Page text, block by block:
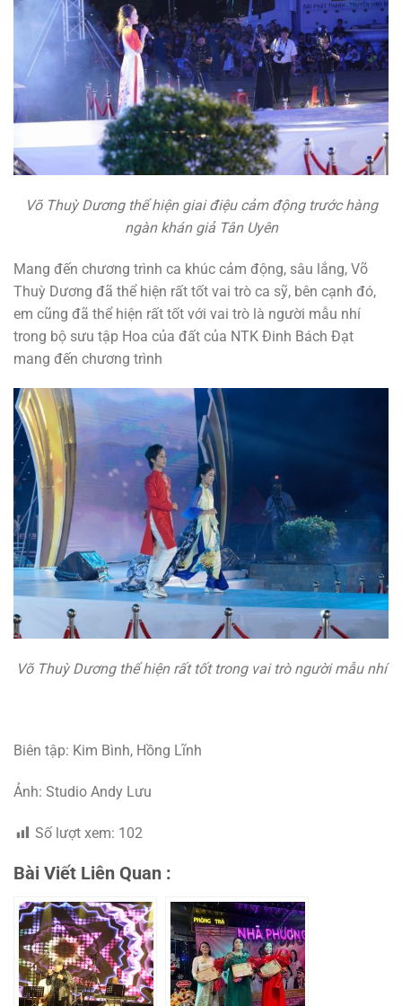
Võ Thuỳ Dương thể hiện giai điệu cảm động trước hàng
ngàn khán giả Tân Uyên
Mang đến chương trình ca khúc cảm động, sâu lắng, Võ
Thuỳ Dương đã thể hiện rất tốt vai trò ca sỹ, bên cạnh đó,
em cũng đã thể hiện rất tốt với vai trò là người mẫu nhí
trong bộ sưu tập Hoa của đất của NTK Đinh Bách Đạt
mang đến chương trình
Võ Thuỳ Dương thể hiện rất tốt trong vai trò người mẫu nhí
Biên tập: Kim Bình, Hồng Lĩnh
Ảnh: Studio Andy Lưu
Số lượt xem: 102
Bài Viết Liên Quan :